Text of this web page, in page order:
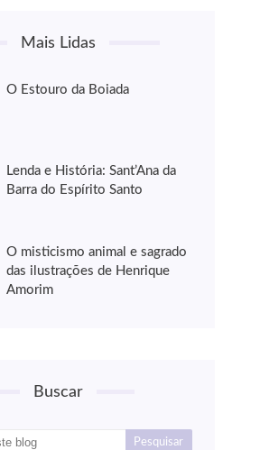
Mais Lidas
O Estouro da Boiada
Lenda e História: Sant’Ana da
Barra do Espírito Santo
O misticismo animal e sagrado
das ilustrações de Henrique
Amorim
Buscar